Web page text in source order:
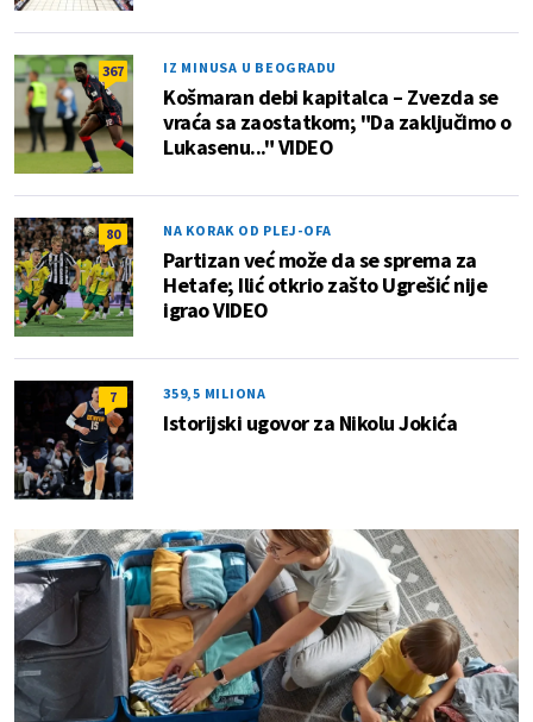
367 IZ MINUSA U BEOGRADU
Košmaran debi kapitalca – Zvezda se
vraća sa zaostatkom; "Da zaključimo o
Lukasenu..." VIDEO
80 NA KORAK OD PLEJ-OFA
Partizan već može da se sprema za
Hetafe; Ilić otkrio zašto Ugrešić nije
igrao VIDEO
7 359,5 MILIONA
Istorijski ugovor za Nikolu Jokića